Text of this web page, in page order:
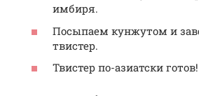
имбиря.
Посыпаем кунжутом и
твистер.
Твистер по-азиатски готов!